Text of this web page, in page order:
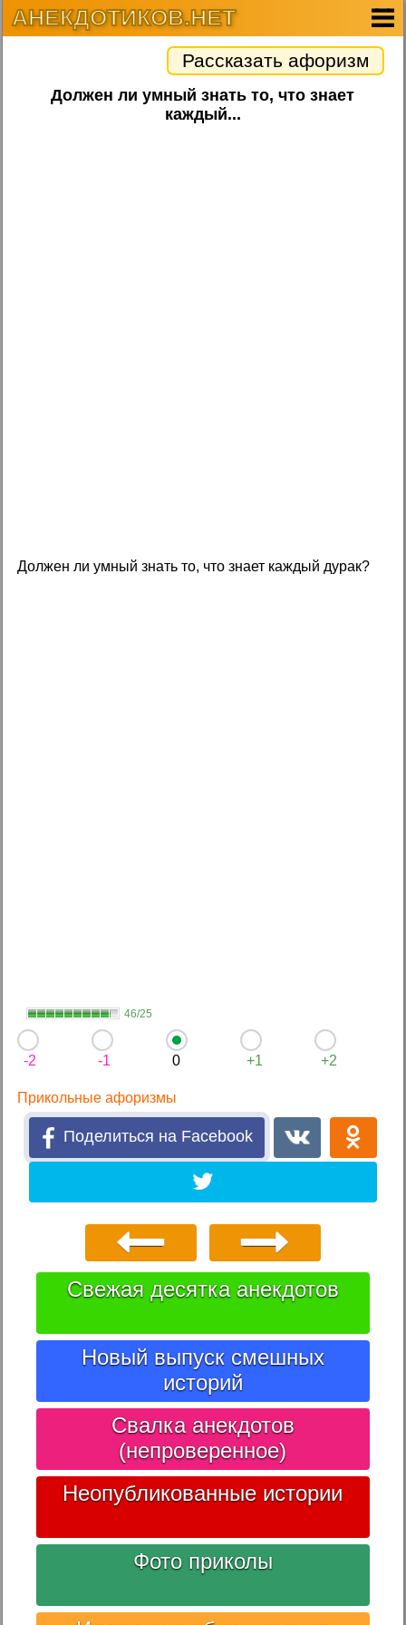
АНЕКДОТИКОВ.НЕТ
Рассказать афоризм
Должен ли умный знать то, что знает
каждый...
Должен ли умный знать то, что знает каждый дурак?
46/25
-2 -1 0 +1 +2
Прикольные афоризмы
Поделиться на Facebook
Свежая десятка анекдотов
Новый выпуск смешных
историй
Свалка анекдотов
(непроверенное)
Неопубликованные истории
Фото приколы